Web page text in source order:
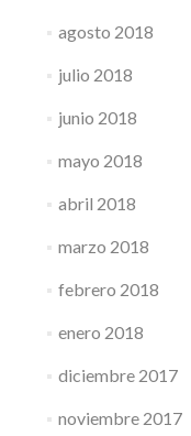
agosto 2018
julio 2018
junio 2018
mayo 2018
abril 2018
marzo 2018
febrero 2018
enero 2018
diciembre 2017
noviembre 2017